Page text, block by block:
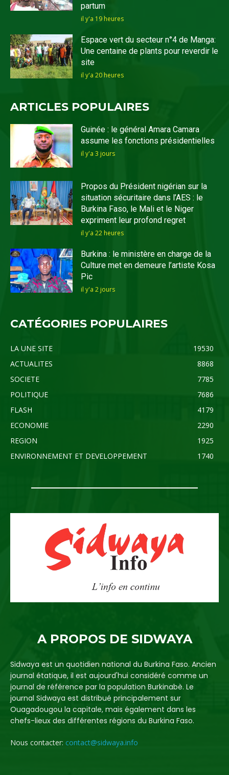
partum
il y'a 19 heures
Espace vert du secteur n°4 de Manga:
Une centaine de plants pour reverdir le
site
il y'a 20 heures
ARTICLES POPULAIRES
Guinée : le général Amara Camara
assume les fonctions présidentielles
il y'a 3 jours
Propos du Président nigérian sur la
situation sécuritaire dans l’AES : le
Burkina Faso, le Mali et le Niger
expriment leur profond regret
il y'a 22 heures
Burkina : le ministère en charge de la
Culture met en demeure l’artiste Kosa
Pic
il y'a 2 jours
CATÉGORIES POPULAIRES
LA UNE SITE
19530
ACTUALITES
8868
SOCIETE
7785
POLITIQUE
7686
FLASH
4179
ECONOMIE
2290
REGION
1925
ENVIRONNEMENT ET DEVELOPPEMENT
1740
A PROPOS DE SIDWAYA
Sidwaya est un quotidien national du Burkina Faso. Ancien
journal étatique, il est aujourd'hui considéré comme un
journal de référence par la population Burkinabè. Le
journal Sidwaya est distribué principalement sur
Ouagadougou la capitale, mais également dans les
chefs-lieux des différentes régions du Burkina Faso.
Nous contacter: contact@sidwaya.info